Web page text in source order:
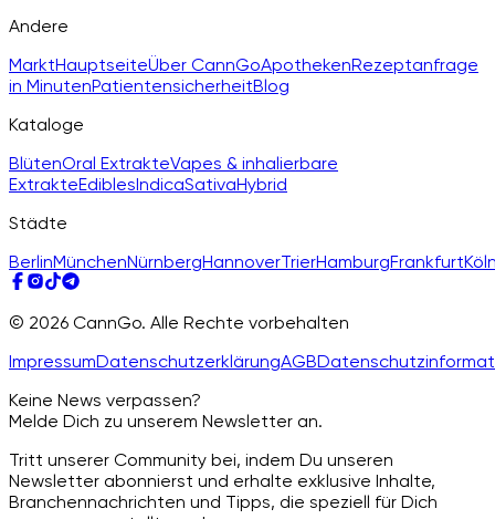
Andere
MarktHauptseiteÜber CannGoApothekenRezeptanfrage
in MinutenPatientensicherheitBlog
Kataloge
BlütenOral ExtrakteVapes & inhalierbare
ExtrakteEdiblesIndicaSativaHybrid
Städte
BerlinMünchenNürnbergHannoverTrierHamburgFrankfurt
© 2026 CannGo. Alle Rechte vorbehalten
ImpressumDatenschutzerklärungAGB
Keine News verpassen?
Melde Dich zu unserem Newsletter an.
Tritt unserer Community bei, indem Du unseren
Newsletter abonnierst und erhalte exklusive Inhalte,
Branchennachrichten und Tipps, die speziell für Dich